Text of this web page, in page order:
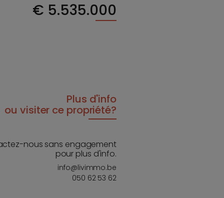
€ 5.535.000
Plus d'info
ou visiter ce propriété?
nous sans engagement
pour plus d'info.
info@livimmo.be
050 62 53 62